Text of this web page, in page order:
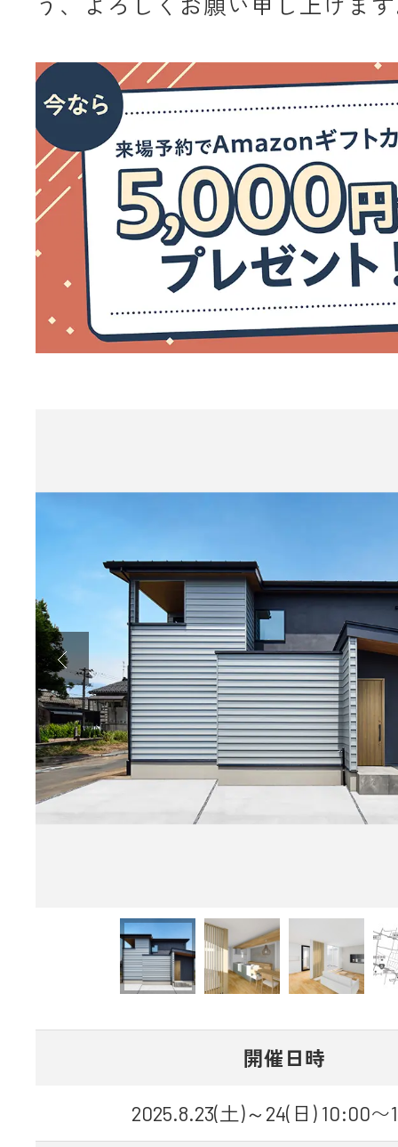
開催日時
2025.8.23(土)～24(日) 10:00〜